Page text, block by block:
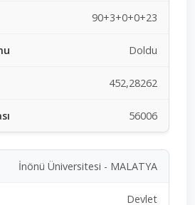
90+3+0+0+23
Doldu
452,28262
56006
İnönü Üniversitesi - MALATYA
Devlet